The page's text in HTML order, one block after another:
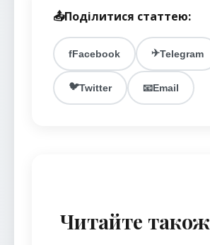
📤Поділитися статтею:
fFacebook ✈️Telegram
🐦Twitter 📧Email
Читайте також